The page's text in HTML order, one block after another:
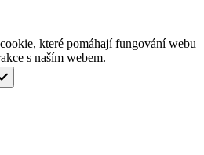
které pomáhají fungování webu
s naším webem.